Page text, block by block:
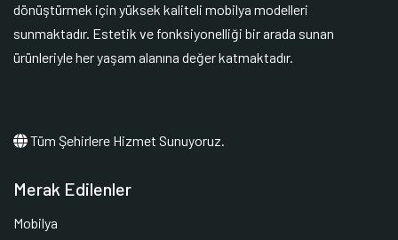
dönüştürmek için yüksek kaliteli mobilya modelleri
sunmaktadır. Estetik ve fonksiyonelliği bir arada sunan
ürünleriyle her yaşam alanına değer katmaktadır.
Tüm Şehirlere Hizmet Sunuyoruz.
Merak Edilenler
Mobilya